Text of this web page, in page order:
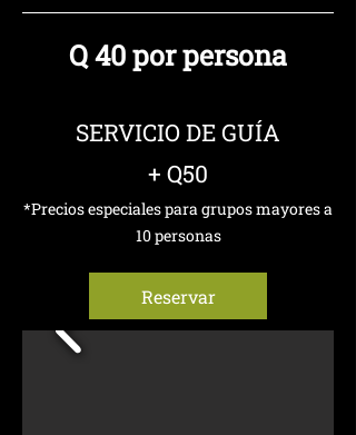
Q 40 por persona
SERVICIO DE GUÍA
+ Q50
*Precios especiales para grupos mayores a
10 personas
Reservar